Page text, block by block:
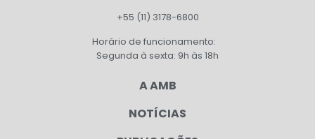
+55 (11) 3178-6800
Horário de funcionamento:
Segunda à sexta: 9h às 18h
A AMB
NOTÍCIAS